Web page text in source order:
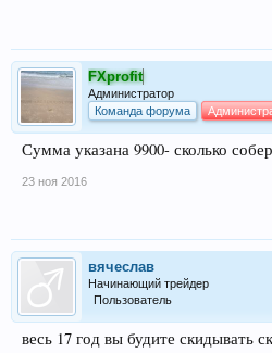
FXprofit
Администратор
Команда форума
Сумма указана 9900- сколько
23 ноя 2016
вячеслав
Начинающий трейдер
Пользователь
весь 17 год вы будите скидывать